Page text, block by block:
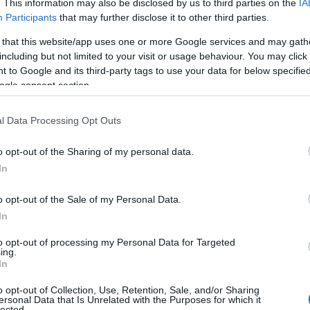
This information may also be disclosed by us to third parties on the
Participants that may further disclose it to other third parties.
that this website/app uses one or more Google services and may
but not limited to your visit or usage behaviour. You may
to Google and its third-party tags to use your data for below
consent section.
Data Processing Opt Outs
opt-out of the Sharing of my personal data.
opt-out of the Sale of my Personal Data.
opt-out of processing my Personal Data for Targeted
opt-out of Collection, Use, Retention, Sale, and/or Sharing
Data that Is Unrelated with the Purposes for which it
Πρόγραμμα Ανάπτυξης στο
ΚΑΙ ΕΝΕΡΓΕΙΑΣ-
Αναπτυξιακού Προγράμματος
Χ.Υ.Τ.Α. Λαμίας και στην
περί τα 450.000 m
της εξυπηρετούμενης περιοχής μέχρι την
διαχείρισης αποβλήτων
με τις απαιτήσεις και τις
νομοθεσίας περί υγειονομικής ταφής